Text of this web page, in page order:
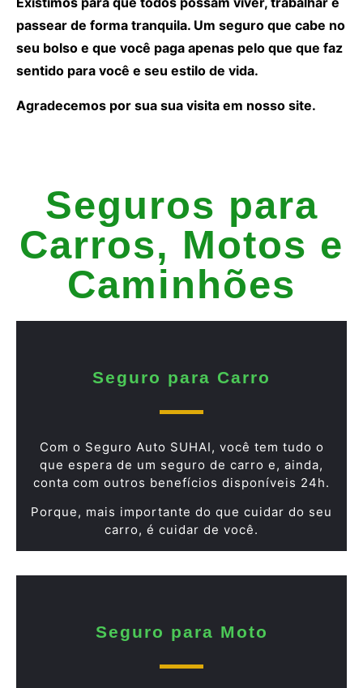
passear de forma tranquila. Um seguro que cabe no
seu bolso e que você paga apenas pelo que que faz
sentido para você e seu estilo de vida.
Agradecemos por sua sua visita em nosso site.
Seguros para
Carros, Motos e
Caminhões
Seguro para Carro
Com o Seguro Auto SUHAI, você tem tudo o
que espera de um seguro de carro e, ainda,
conta com outros benefícios disponíveis 24h.
Porque, mais importante do que cuidar do seu
carro, é cuidar de você.
Seguro para Moto